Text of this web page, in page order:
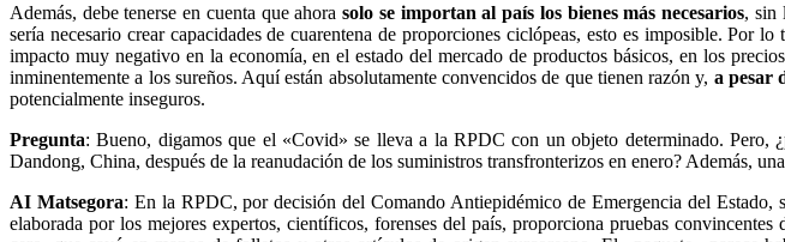
Además, debe tenerse en cuenta que ahorasolo se importan al país los bienes más necesarios, sin
sería necesario crear capacidades de cuarentena de proporciones ciclópeas, esto es imposible. Por
impacto muy negativo en la economía, en el estado del mercado de productos básicos, en los
inminentemente a los sureños. Aquí están absolutamente convencidos de que tienen razón y, a pesar
potencialmente inseguros.
Pregunta: Bueno, digamos que el «Covid» se lleva a la RPDC con un objeto determinado. Pero,
Dandong, China, después de la reanudación de los suministros transfronterizos en enero? Además,
AI Matsegora: En la RPDC, por decisión del Comando Antiepidémico de Emergencia del Estado,
elaborada por los mejores expertos, científicos, forenses del país, proporciona pruebas